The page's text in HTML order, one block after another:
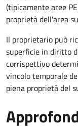
(tipicamente aree
proprietà dell'area
Il proprietario può
superficie in diritto
corrispettivo
vincolo temporale
piena proprietà del